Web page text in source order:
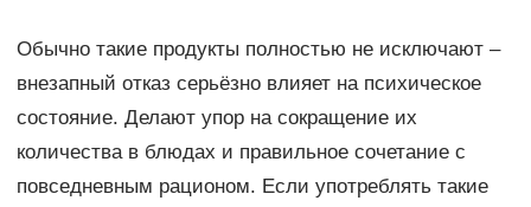
Обычно такие продукты полностью не исключают –
внезапный отказ серьёзно влияет на психическое
состояние. Делают упор на сокращение их
количества в блюдах и правильное сочетание с
повседневным рационом. Если употреблять такие